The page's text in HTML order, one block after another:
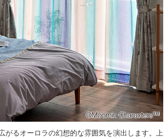
がるオーロラの幻想的な雰囲気を演出します。 上